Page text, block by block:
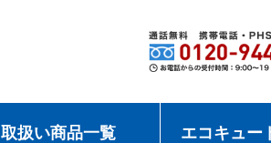
取扱い商品一覧 エコキュー